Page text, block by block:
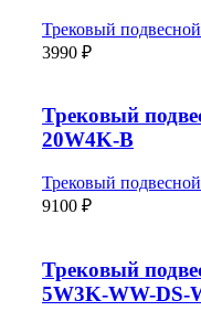
Трековый
3990 ₽
Трековый
20W4K-B
Трековый
9100 ₽
Трековый
5W3K-WW-DS-